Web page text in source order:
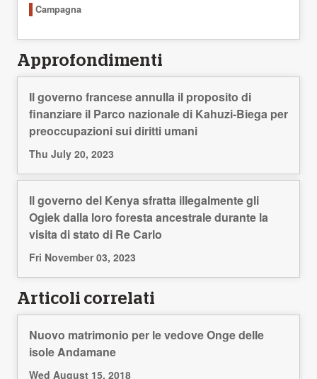
Campagna
Approfondimenti
Il governo francese annulla il proposito di
finanziare il Parco nazionale di Kahuzi-Biega per
preoccupazioni sui diritti umani
Thu July 20, 2023
Il governo del Kenya sfratta illegalmente gli
Ogiek dalla loro foresta ancestrale durante la
visita di stato di Re Carlo
Fri November 03, 2023
Articoli correlati
Nuovo matrimonio per le vedove Onge delle
isole Andamane
Wed August 15, 2018